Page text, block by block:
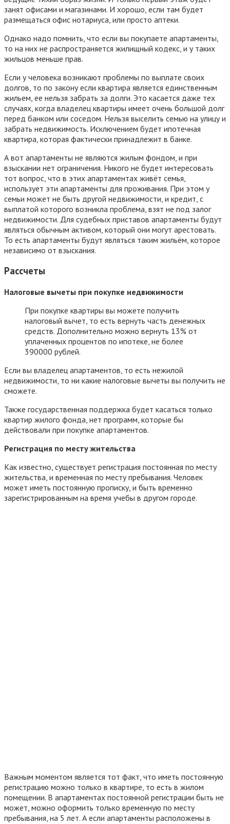
занят офисами и магазинами. И хорошо, если там будет
размещаться офис нотариуса, или просто аптеки.
Однако надо помнить, что если вы покупаете апартаменты,
то на них не распространяется жилищный кодекс, и у таких
жильцов меньше прав.
Если у человека возникают проблемы по выплате своих
долгов, то по закону если квартира является единственным
жильем, ее нельзя забрать за долги. Это касается даже тех
случаях, когда владелец квартиры имеет очень большой долг
перед банком или соседом. Нельзя выселить семью на улицу и
забрать недвижимость. Исключением будет ипотечная
квартира, которая фактически принадлежит в банке.
А вот апартаменты не являются жилым фондом, и при
взыскании нет ограничения. Никого не будет интересовать
тот вопрос, что в этих апартаментах живёт семья,
использует эти апартаменты для проживания. При этом у
семьи может не быть другой недвижимости, и кредит, с
выплатой которого возникла проблема, взят не под залог
недвижимости. Для судебных приставов апартаменты будут
являться обычным активом, который они могут арестовать.
То есть апартаменты будут являться таким жильём, которое
независимо от взыскания.
Рассчеты
Налоговые вычеты при покупке недвижимости
При покупке квартиры вы можете получить
налоговый вычет, то есть вернуть часть денежных
средств. Дополнительно можно вернуть 13% от
уплаченных процентов по ипотеке, не более
390000 рублей.
Если вы владелец апартаментов, то есть нежилой
недвижимости, то ни какие налоговые вычеты вы получить не
сможете.
Также государственная поддержка будет касаться только
квартир жилого фонда, нет программ, которые бы
действовали при покупке апартаментов.
Регистрация по месту жительства
Как известно, существует регистрация постоянная по месту
жительства, и временная по месту пребывания. Человек
может иметь постоянную прописку, и быть временно
зарегистрированным на время учебы в другом городе.
Важным моментом является тот факт, что иметь постоянную
регистрацию можно только в квартире, то есть в жилом
помещении. В апартаментах постоянной регистрации быть не
может, можно оформить только временную по месту
пребывания, на 5 лет. А если апартаменты расположены в